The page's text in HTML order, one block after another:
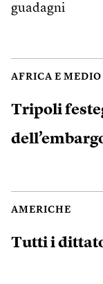
guadagni
AFRICA E
Tripoli
AMERICHE
Tutti i